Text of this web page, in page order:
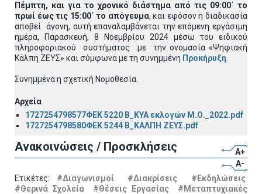
Πέμπτη, και για το χρονικό διάστημα από τις 09:00΄ το
πρωί έως τις 15:00΄ το απόγευμα, και εφόσον η διαδικασία
αποβεί άγονη, αυτή επαναλαμβάνεται την επόμενη εργάσιμη
ημέρα, Παρασκευή, 8 Νοεμβρίου 2024 μέσω του ειδικού
πληροφοριακού συστήματος με την ονομασία «Ψηφιακή
Κάλπη ΖΕΥΣ» και σύμφωνα με τη συνημμένη Προκήρυξη
Συνημμένα η σχετική Νομοθεσία.
Αρχεία
1727254798577ΦΕΚ 5220 Β_ΚΥΑ εκλογών Μ.Ο._2022.pdf
1727254798580ΦΕΚ 5244 Β_ΚΑΛΠΗ ΖΕΥΣ.pdf
Ανακοινώσεις / Προσκλήσεις
A+
A-
Ετικέτες: #Διαγωνισμοί #Διακρίσεις
#Εκδηλώσεις
#Θερινά Σχολεία
#Θέσεις Εργασίας
#Μεταπτυχιακές